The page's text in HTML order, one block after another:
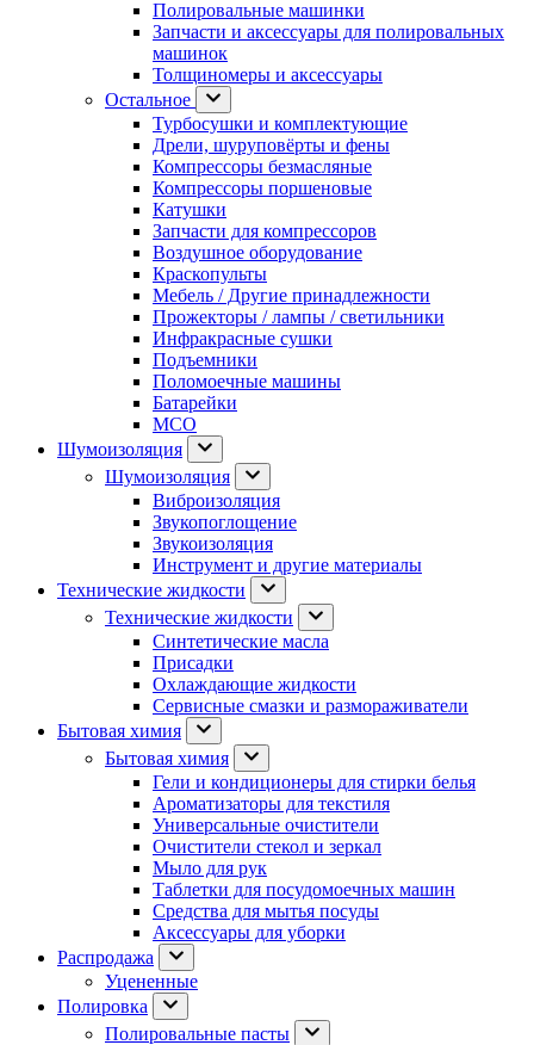
Полировальные машинки
Запчасти и аксессуары для полировальных
машинок
Толщиномеры и аксессуары
Остальное
Турбосушки и комплектующие
Дрели, шуруповёрты и фены
Компрессоры безмасляные
Компрессоры поршеновые
Катушки
Запчасти для компрессоров
Воздушное оборудование
Краскопульты
Мебель / Другие принадлежности
Прожекторы / лампы / светильники
Инфракрасные сушки
Подъемники
Поломоечные машины
Батарейки
МСО
Шумоизоляция
Шумоизоляция
Виброизоляция
Звукопоглощение
Звукоизоляция
Инструмент и другие материалы
Технические жидкости
Технические жидкости
Синтетические масла
Присадки
Охлаждающие жидкости
Сервисные смазки и размораживатели
Бытовая химия
Бытовая химия
Гели и кондиционеры для стирки белья
Ароматизаторы для текстиля
Универсальные очистители
Очистители стекол и зеркал
Мыло для рук
Таблетки для посудомоечных машин
Средства для мытья посуды
Аксессуары для уборки
Распродажа
Уцененные
Полировка
Полировальные пасты